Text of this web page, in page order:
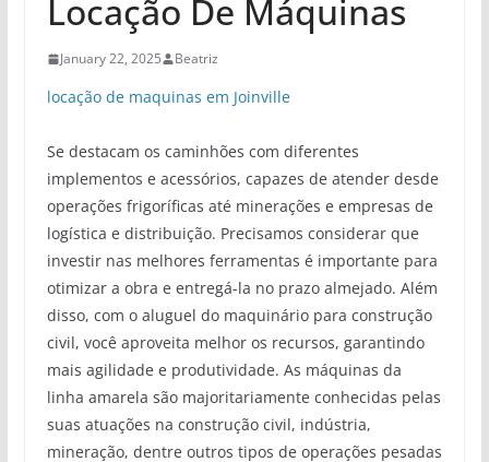
Locação De Máquinas
January 22, 2025 Beatriz
locação de maquinas em Joinville
Se destacam os caminhões com diferentes
implementos e acessórios, capazes de atender desde
operações frigoríficas até minerações e empresas de
logística e distribuição. Precisamos considerar que
investir nas melhores ferramentas é importante para
otimizar a obra e entregá-la no prazo almejado. Além
disso, com o aluguel do maquinário para construção
civil, você aproveita melhor os recursos, garantindo
mais agilidade e produtividade. As máquinas da
linha amarela são majoritariamente conhecidas pelas
suas atuações na construção civil, indústria,
mineração, dentre outros tipos de operações pesadas